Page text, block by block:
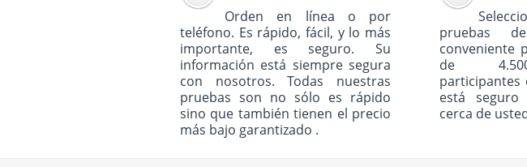
Orden en línea o por
teléfono. Es rápido, fácil, y lo más
importante, es seguro. Su
información está siempre segura
con nosotros. Todas nuestras
pruebas son no sólo es rápido
sino que también tienen el precio
más bajo garantizado .
pruebas
conveniente
de
participantes
está
cerca de